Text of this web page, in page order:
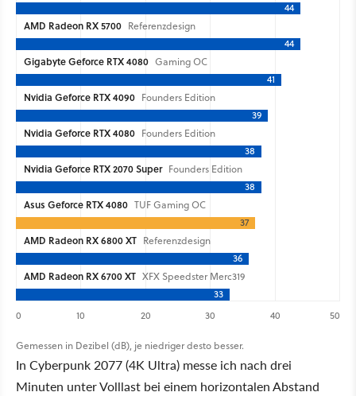
44
AMD Radeon RX 5700 Referenzdesign
44
Gigabyte Geforce RTX 4080 Gaming OC
41
Nvidia Geforce RTX 4090 Founders Edition
39
Nvidia Geforce RTX 4080 Founders Edition
38
Nvidia Geforce RTX 2070 Super Founders Edition
38
Asus Geforce RTX 4080 TUF Gaming OC
37
AMD Radeon RX 6800 XT Referenzdesign
36
AMD Radeon RX 6700 XT XFX Speedster Merc319
33
0
10 20 30 40 50
Gemessen in Dezibel (dB), je niedriger desto besser.
In Cyberpunk 2077 (4K Ultra) messe ich nach drei
Minuten unter Volllast bei einem horizontalen Abstand